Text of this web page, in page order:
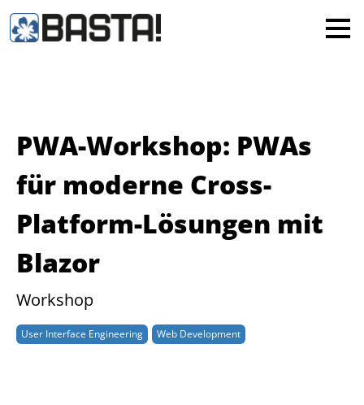
PWA-Workshop: PWAs
für moderne Cross-
Platform-Lösungen mit
Blazor
Workshop
User Interface Engineering Web Development
MAINZ
Alle